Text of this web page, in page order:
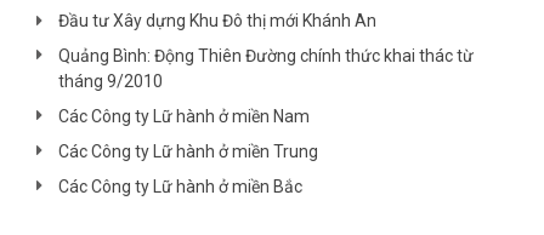
Đầu tư Xây dựng Khu Đô thị mới Khánh An
Quảng Bình: Động Thiên Đường chính thức khai thác từ
tháng 9/2010
Các Công ty Lữ hành ở miền Nam
Các Công ty Lữ hành ở miền Trung
Các Công ty Lữ hành ở miền Bắc